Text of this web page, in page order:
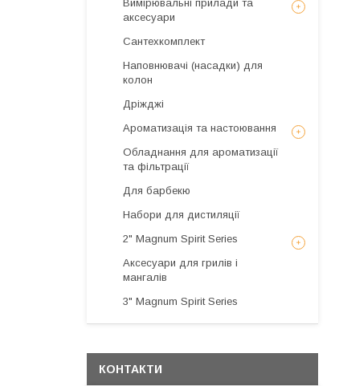
Вимірювальні прилади та
аксесуари
Сантехкомплект
Наповнювачі (насадки) для
колон
Дріжджі
Ароматизація та настоювання
Обладнання для ароматизації
та фільтрації
Для барбекю
Набори для дистиляції
2" Magnum Spirit Series
Аксесуари для грилів і
мангалів
3" Magnum Spirit Series
КОНТАКТИ